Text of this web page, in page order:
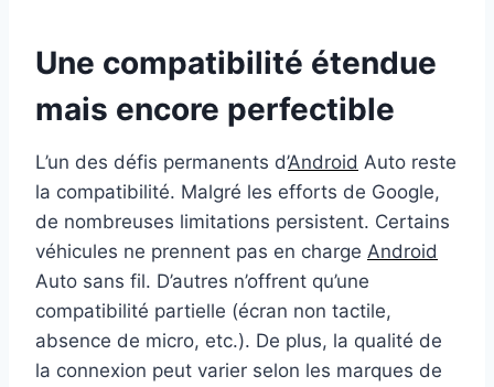
Une compatibilité étendue
mais encore perfectible
L’un des défis permanents d’Android Auto reste
la compatibilité. Malgré les efforts de Google,
de nombreuses limitations persistent. Certains
véhicules ne prennent pas en charge Android
Auto sans fil. D’autres n’offrent qu’une
compatibilité partielle (écran non tactile,
absence de micro, etc.). De plus, la qualité de
la connexion peut varier selon les marques de